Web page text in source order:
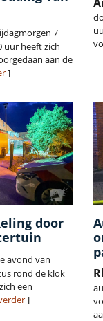
7
uur heeft zich
aan de
]
door
avond van
rond de klok
een
]